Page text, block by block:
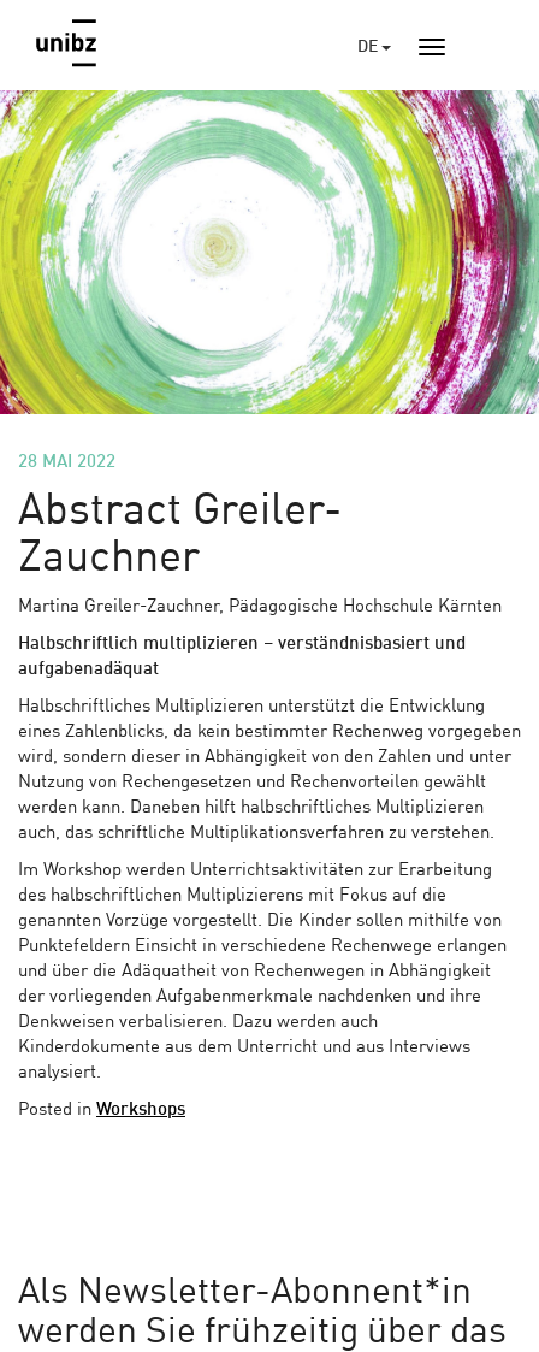
DE
28 MAI 2022
Abstract Greiler-
Zauchner
Martina Greiler-Zauchner, Pädagogische Hochschule Kärnten
Halbschriftlich multiplizieren – verständnisbasiert und
aufgabenadäquat
Halbschriftliches Multiplizieren unterstützt die Entwicklung
eines Zahlenblicks, da kein bestimmter Rechenweg vorgegeben
wird, sondern dieser in Abhängigkeit von den Zahlen und unter
Nutzung von Rechengesetzen und Rechenvorteilen gewählt
werden kann. Daneben hilft halbschriftliches Multiplizieren
auch, das schriftliche Multiplikationsverfahren zu verstehen.
Im Workshop werden Unterrichtsaktivitäten zur Erarbeitung
des halbschriftlichen Multiplizierens mit Fokus auf die
genannten Vorzüge vorgestellt. Die Kinder sollen mithilfe von
Punktefeldern Einsicht in verschiedene Rechenwege erlangen
und über die Adäquatheit von Rechenwegen in Abhängigkeit
der vorliegenden Aufgabenmerkmale nachdenken und ihre
Denkweisen verbalisieren. Dazu werden auch
Kinderdokumente aus dem Unterricht und aus Interviews
analysiert.
Posted in Workshops
Als Newsletter-Abonnent*in
werden Sie frühzeitig über das